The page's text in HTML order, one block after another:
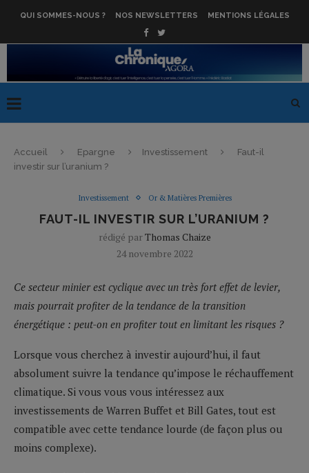
QUI SOMMES-NOUS ? NOS NEWSLETTERS MENTIONS LÉGALES
Accueil Epargne Investissement
Faut-il
investir sur l’uranium ?
Investissement Or & Matières Premières
FAUT-IL INVESTIR SUR L’URANIUM ?
rédigé parThomas Chaize
24 novembre 2022
Ce secteur minier est cyclique avec un très fort effet de levier,
mais pourrait profiter de la tendance de la transition
énergétique : peut-on en profiter tout en limitant les risques ?
Lorsque vous cherchez à investir aujourd’hui, il faut
absolument suivre la tendance qu’impose le réchauffement
climatique. Si vous vous vous intéressez aux
investissements de Warren Buffet et Bill Gates, tout est
compatible avec cette tendance lourde (de façon plus ou
moins complexe).